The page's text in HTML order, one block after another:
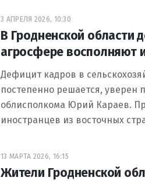
3 АПРЕЛЯ 2026, 10:30
В Гродненской области
агросфере восполняют
Дефицит кадров в
постепенно решается, уверен
облисполкома Юрий Караев.
иностранцев из восточных
13 МАРТА 2026, 16:15
Жители Гродненской